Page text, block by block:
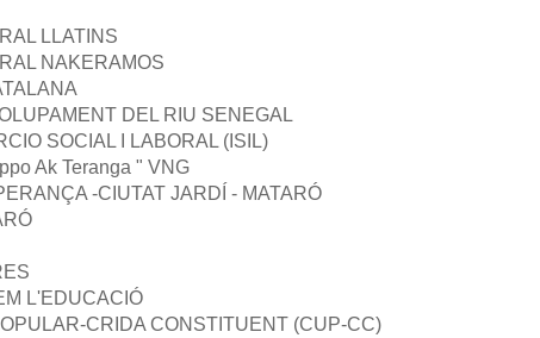
LLATINS
NAKERAMOS
DEL RIU SENEGAL
SOCIAL I LABORAL (ISIL)
Ak Teranga " VNG
-CIUTAT JARDÍ - MATARÓ
L'EDUCACIÓ
CRIDA CONSTITUENT (CUP-CC)